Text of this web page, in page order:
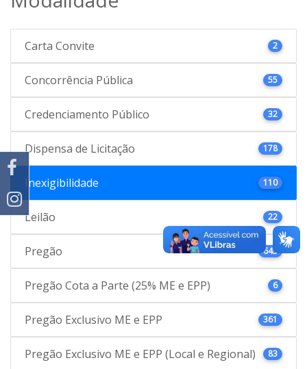
Carta Convite 2
Concorrência Pública 55
Credenciamento Público 32
Dispensa de Licitação 178
Inexigibilidade 110
Leilão 22
Pregão 645
Pregão Cota a Parte (25% ME e EPP) 6
Pregão Exclusivo ME e EPP 361
Pregão Exclusivo ME e EPP (Local e Regional) 83